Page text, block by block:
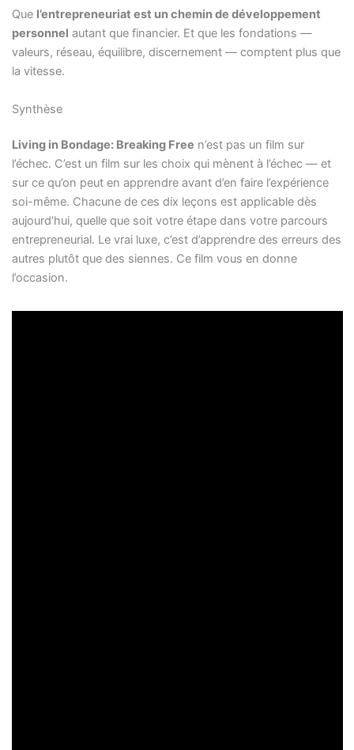
Que l’entrepreneuriat est un chemin de développement
personnel autant que financier. Et que les fondations —
valeurs, réseau, équilibre, discernement — comptent plus que
la vitesse.
Synthèse
Living in Bondage: Breaking Free n’est pas un film sur
l’échec. C’est un film sur les choix qui mènent à l’échec — et
sur ce qu’on peut en apprendre avant d’en faire l’expérience
soi-même. Chacune de ces dix leçons est applicable dès
aujourd’hui, quelle que soit votre étape dans votre parcours
entrepreneurial. Le vrai luxe, c’est d’apprendre des erreurs des
autres plutôt que des siennes. Ce film vous en donne
l’occasion.